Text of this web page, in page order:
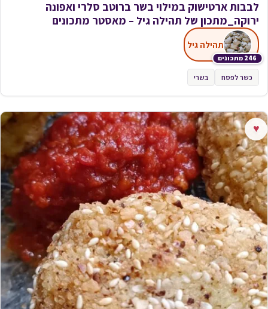
לבבות ארטישוק במילוי בשר ברוטב סלרי ואפונה
ירוקה_מתכון של תהילה גיל – מאסטר מתכונים
246 מתכונים
תהילה גיל
כשר לפסח בשרי
♥